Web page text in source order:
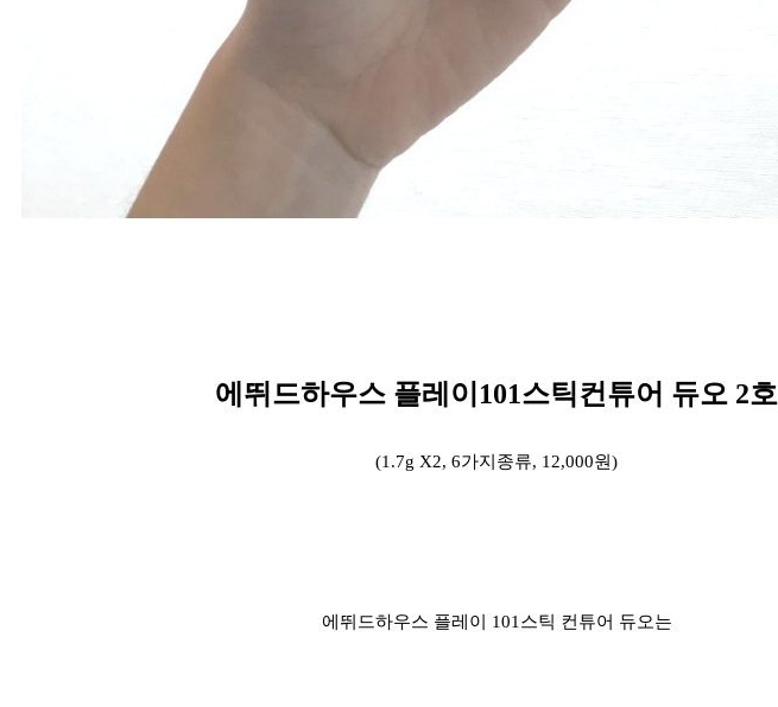
에뛰드하우스 플레이101스틱컨튜어 듀오 2호
(1.7g X2, 6가지종류, 12,000원)
에뛰드하우스 플레이 101스틱 컨튜어 듀오는